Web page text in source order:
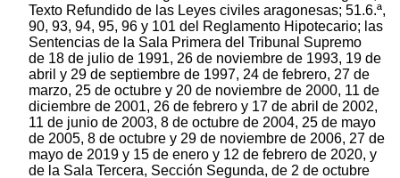
Texto Refundido de las Leyes civiles aragonesas; 51.6.ª,
90, 93, 94, 95, 96 y 101 del Reglamento Hipotecario; las
Sentencias de la Sala Primera del Tribunal Supremo
de 18 de julio de 1991, 26 de noviembre de 1993, 19 de
abril y 29 de septiembre de 1997, 24 de febrero, 27 de
marzo, 25 de octubre y 20 de noviembre de 2000, 11 de
diciembre de 2001, 26 de febrero y 17 de abril de 2002,
11 de junio de 2003, 8 de octubre de 2004, 25 de mayo
de 2005, 8 de octubre y 29 de noviembre de 2006, 27 de
mayo de 2019 y 15 de enero y 12 de febrero de 2020, y
de la Sala Tercera, Sección Segunda, de 2 de octubre